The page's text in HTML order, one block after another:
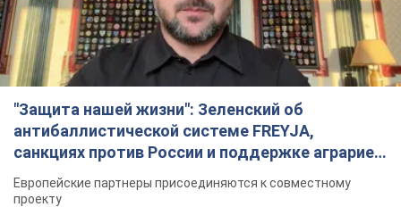
"Балистика убивает людей": Сикорский призвал
обсудить перехват вражеских ракет над
Украиной
Глава МИД Польши призвал сбивать российские ракеты над
Украиной
4 години тому 7,9 т.
Россия нанесла удар с помощью дрона по